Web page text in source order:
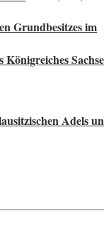
Grundbesitzes im
Adels